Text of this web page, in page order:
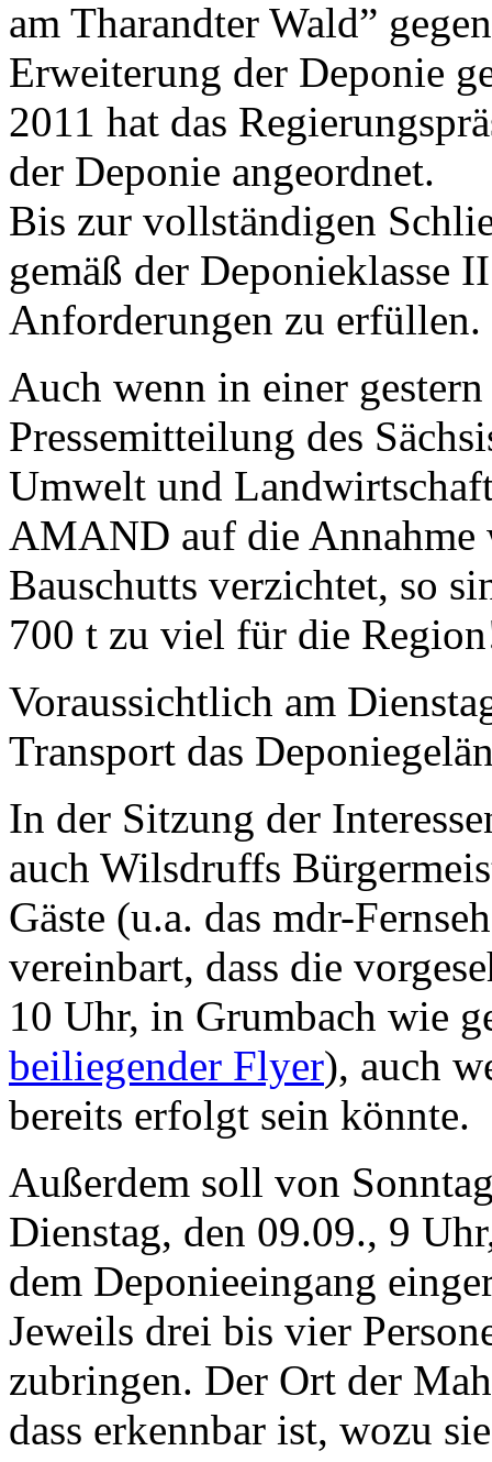
am Tharandter Wald”
Erweiterung der Deponie
2011 hat das
der Deponie angeordnet.
Bis zur vollständigen
gemäß der Deponieklasse
Anforderungen zu erfüllen.
Auch wenn in einer
Pressemitteilung des
Umwelt und
AMAND auf die Annahme
Bauschutts verzichtet, so
700 t zu viel für die
Voraussichtlich am
Transport das
In der Sitzung der
auch Wilsdruffs
Gäste (u.a. das mdr-
vereinbart, dass die
10 Uhr, in Grumbach wie
beiliegender Flyer), auch
bereits erfolgt sein könnte.
Außerdem soll von
Dienstag, den 09.09., 9
dem Deponieeingang
Jeweils drei bis vier
zubringen. Der Ort der
dass erkennbar ist, wozu